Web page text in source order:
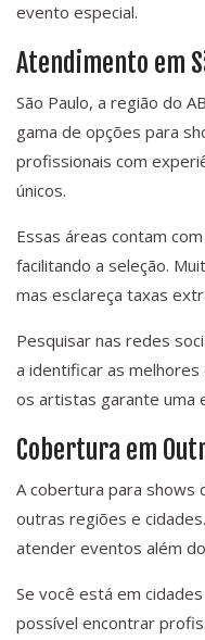
evento especial.
Atendimento em
São Paulo, a região do
gama de opções para
profissionais com
únicos.
Essas áreas contam
facilitando a seleção.
mas esclareça taxas
Pesquisar nas redes
a identificar as melhores
os artistas garante uma
Cobertura em
A cobertura para shows
outras regiões e
atender eventos além
Se você está em
possível encontrar